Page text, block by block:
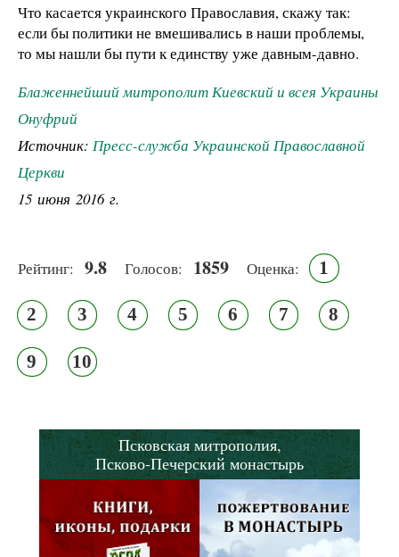
Что касается украинского Православия, скажу так:
если бы политики не вмешивались в наши проблемы,
то мы нашли бы пути к единству уже давным-давно.
Блаженнейший митрополит Киевский и всея Украины
Онуфрий
Источник: Пресс-служба Украинской Православной
Церкви
15 июня 2016 г.
Рейтинг: 9.8 Голосов: 1859 Оценка: 1
2 3 4 5 6 7 8
9 10
Псковская митрополия,
Псково-Печерский монастырь